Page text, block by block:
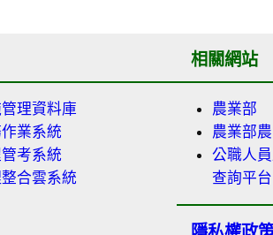
理資料庫
業系統
考系統
合雲系統
相關網站
農業部
農業部
公職人
查詢平台